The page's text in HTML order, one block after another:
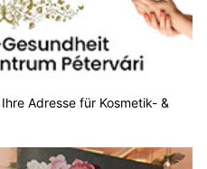
Adresse für Kosmetik- &